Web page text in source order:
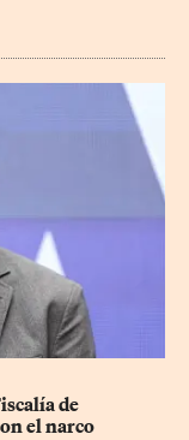
de
el narco